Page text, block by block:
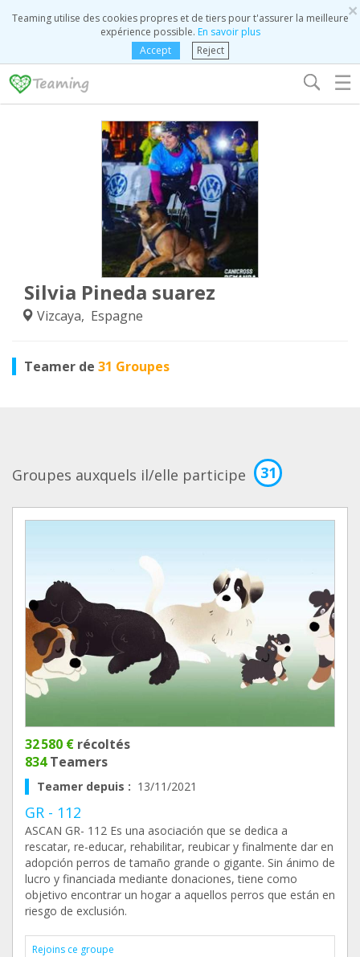
×
Teaming utilise des cookies propres et de tiers pour t'assurer la meilleure
expérience possible. En savoir plus
Accept
Reject
☰
Silvia Pineda suarez
Vizcaya, Espagne
Teamer de 31 Groupes
Groupes auxquels il/elle participe 31
32 580 € récoltés
834Teamers
Teamer depuis : 13/11/2021
GR - 112
ASCAN GR- 112 Es una asociación que se dedica a
rescatar, re-educar, rehabilitar, reubicar y finalmente dar en
adopción perros de tamaño grande o gigante. Sin ánimo de
lucro y financiada mediante donaciones, tiene como
objetivo encontrar un hogar a aquellos perros que están en
riesgo de exclusión.
Rejoins ce groupe